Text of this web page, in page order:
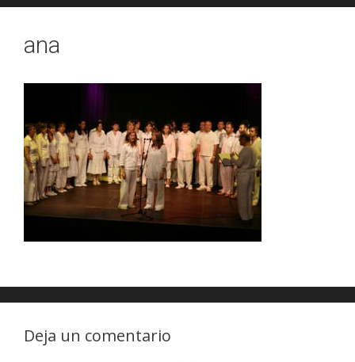
ana
Deja un comentario